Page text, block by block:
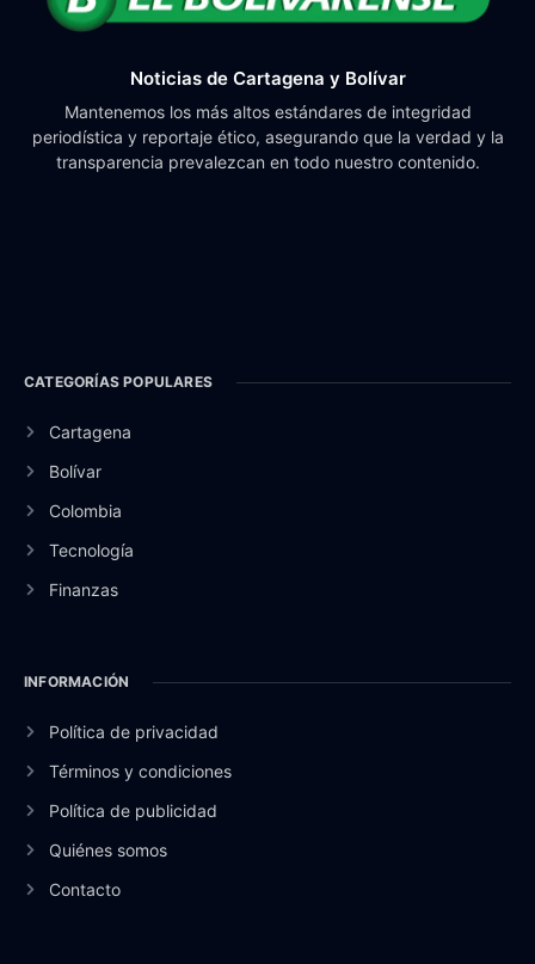
Noticias de Cartagena y Bolívar
Mantenemos los más altos estándares de integridad
periodística y reportaje ético, asegurando que la verdad y la
transparencia prevalezcan en todo nuestro contenido.
CATEGORÍAS POPULARES
Cartagena
Bolívar
Colombia
Tecnología
Finanzas
INFORMACIÓN
Política de privacidad
Términos y condiciones
Política de publicidad
Quiénes somos
Contacto